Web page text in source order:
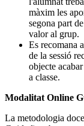
màxim les
segona part
valor al grup.
Es recomana
de la sessió
objecte
a classe.
Modalitat Online
La metodologia